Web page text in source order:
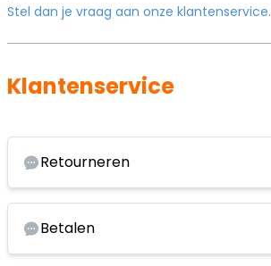
Stel dan je vraag aan onze klantenservice.
Klantenservice
Retourneren
Betalen